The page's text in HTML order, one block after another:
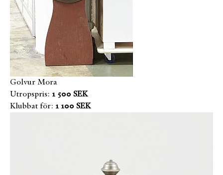
Golvur Mora
Utropspris: 1 500 SEK
Klubbat för: 1 100 SEK